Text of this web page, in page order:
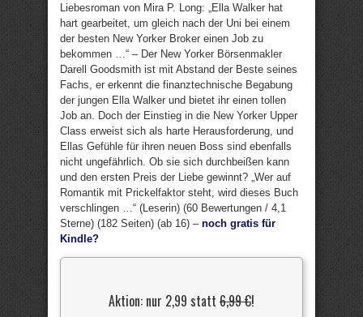
Liebesroman von Mira P. Long: „Ella Walker hat
hart gearbeitet, um gleich nach der Uni bei einem
der besten New Yorker Broker einen Job zu
bekommen …“ – Der New Yorker Börsenmakler
Darell Goodsmith ist mit Abstand der Beste seines
Fachs, er erkennt die finanztechnische Begabung
der jungen Ella Walker und bietet ihr einen tollen
Job an. Doch der Einstieg in die New Yorker Upper
Class erweist sich als harte Herausforderung, und
Ellas Gefühle für ihren neuen Boss sind ebenfalls
nicht ungefährlich. Ob sie sich durchbeißen kann
und den ersten Preis der Liebe gewinnt? „Wer auf
Romantik mit Prickelfaktor steht, wird dieses Buch
verschlingen …“ (Leserin) (60 Bewertungen / 4,1
Sterne) (182 Seiten) (ab 16) – noch gratis für
Kindle?
Aktion: nur 2,99 statt 6,99 €!